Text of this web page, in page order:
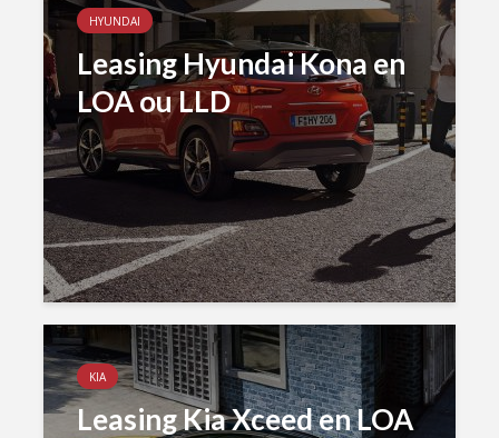
HYUNDAI
Leasing Hyundai Kona en
LOA ou LLD
KIA
Leasing Kia Xceed en LOA